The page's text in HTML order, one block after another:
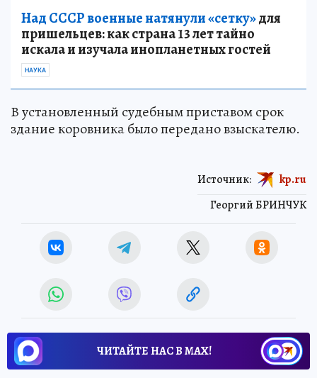
Над СССР военные натянули «сетку»для
пришельцев: как страна 13 лет тайно
искала и изучала инопланетных гостей
НАУКА
В установленный судебным приставом срок
здание коровника было передано взыскателю.
Георгий БРИНЧУК
Источник: kp.ru
ЧИТАЙТЕ НАС В МАХ!